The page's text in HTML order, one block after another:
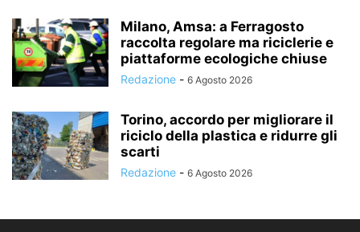
Milano, Amsa: a Ferragosto
raccolta regolare ma riciclerie e
piattaforme ecologiche chiuse
Redazione - 6 Agosto 2026
Torino, accordo per migliorare il
riciclo della plastica e ridurre gli
scarti
Redazione - 6 Agosto 2026